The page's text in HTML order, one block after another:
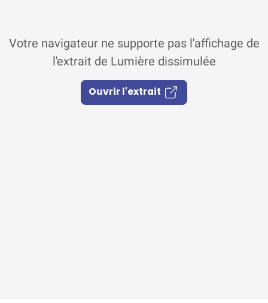
Votre navigateur ne supporte pas l'affichage de
l'extrait de Lumière dissimulée
Ouvrir l'extrait